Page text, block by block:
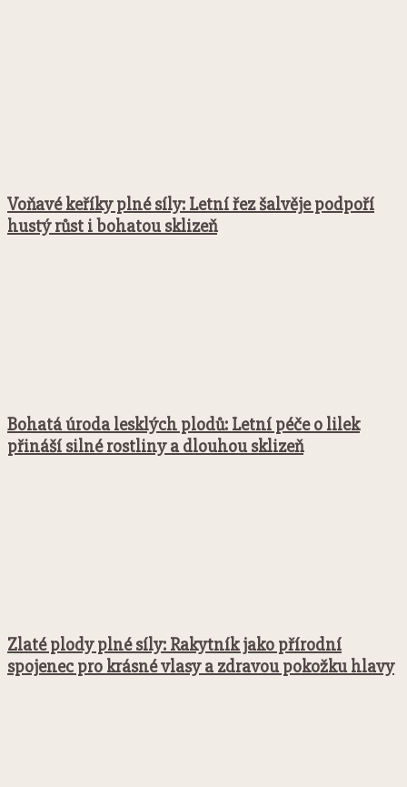
Voňavé keříky plné síly: Letní řez šalvěje podpoří
hustý růst i bohatou sklizeň
Bohatá úroda lesklých plodů: Letní péče o lilek
přináší silné rostliny a dlouhou sklizeň
Zlaté plody plné síly: Rakytník jako přírodní
spojenec pro krásné vlasy a zdravou pokožku hlavy